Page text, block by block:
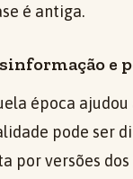
é antiga.
e
época
pode ser
por versões dos